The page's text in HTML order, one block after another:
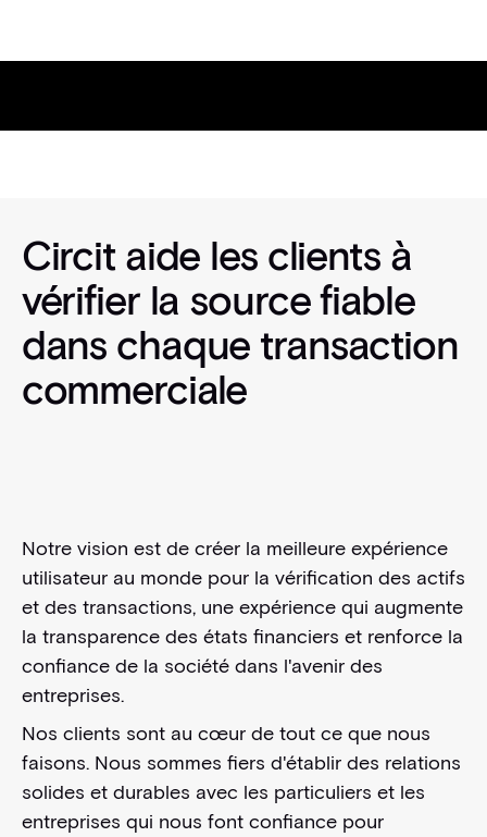
Circit aide les clients à
vérifier la source fiable
dans chaque transaction
commerciale
Notre vision est de créer la meilleure expérience
utilisateur au monde pour la vérification des actifs
et des transactions, une expérience qui augmente
la transparence des états financiers et renforce la
confiance de la société dans l'avenir des
entreprises.
Nos clients sont au cœur de tout ce que nous
faisons. Nous sommes fiers d'établir des relations
solides et durables avec les particuliers et les
entreprises qui nous font confiance pour